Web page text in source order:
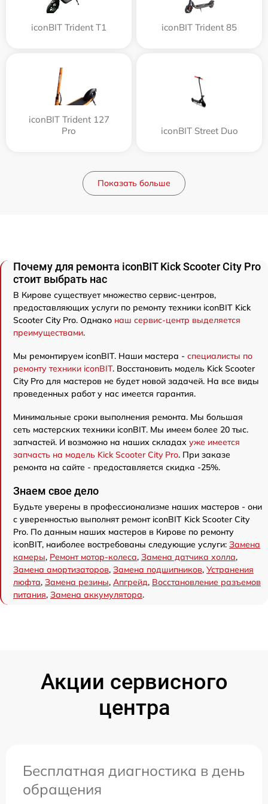
iconBIT Trident T1 iconBIT Trident 85
iconBIT Trident 127
Pro
iconBIT Street Duo
Показать больше
Почему для ремонта iconBIT Kick Scooter City Pro
стоит выбрать нас
В Кирове существует множество сервис-центров,
предоставляющих услуги по ремонту техники iconBIT Kick
Scooter City Pro. Однако наш сервис-центр выделяется
преимуществами.
Мы ремонтируем iconBIT. Наши мастера - специалисты по
ремонту техники iconBIT. Восстановить модель Kick Scooter
City Pro для мастеров не будет новой задачей. На все виды
проведенных работ у нас имеется гарантия.
Минимальные сроки выполнения ремонта. Мы большая
сеть мастерских техники iconBIT. Мы имеем более 20 тыс.
запчастей. И возможно на наших складах уже имеется
запчасть на модель Kick Scooter City Pro. При заказе
ремонта на сайте - предоставляется скидка -25%.
Знаем свое дело
Будьте уверены в профессионализме наших мастеров - они
с уверенностью выполнят ремонт iconBIT Kick Scooter City
Pro. По данным наших мастеров в Кирове по ремонту
iconBIT, наиболее востребованы следующие услуги: Замена
камеры, Ремонт мотор-колеса, Замена датчика холла,
Замена амортизаторов, Замена подшипников, Устранения
люфта, Замена резины, Апгрейд, Восстановление разъемов
питания, Замена аккумулятора.
Акции сервисного
центра
Бесплатная диагностика в день
обращения